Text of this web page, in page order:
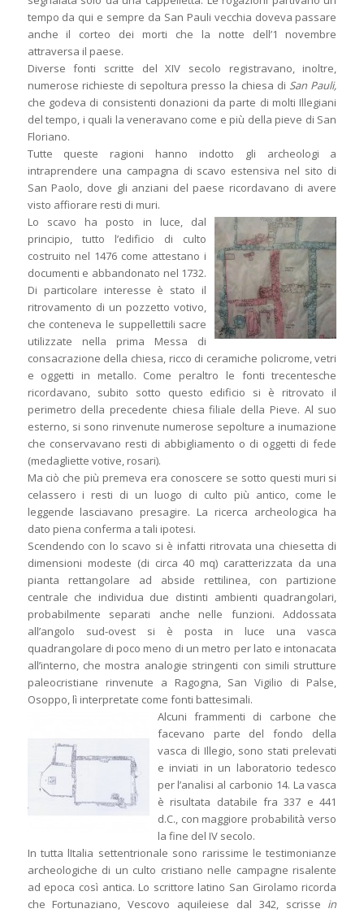
tempo da qui e sempre da San Pauli vecchia doveva passare
anche il corteo dei morti che la notte dell’1 novembre
attraversa il paese.
Diverse fonti scritte del XIV secolo registravano, inoltre,
numerose richieste di sepoltura presso la chiesa di San Pauli,
che godeva di consistenti donazioni da parte di molti Illegiani
del tempo, i quali la veneravano come e più della pieve di San
Floriano.
Tutte queste ragioni hanno indotto gli archeologi a
intraprendere una campagna di scavo estensiva nel sito di
San Paolo, dove gli anziani del paese ricordavano di avere
visto affiorare resti di muri.
Lo scavo ha posto in luce, dal
principio, tutto l’edificio di culto
costruito nel 1476 come attestano i
documenti e abbandonato nel 1732.
Di particolare interesse è stato il
ritrovamento di un pozzetto votivo,
che conteneva le suppellettili sacre
utilizzate nella prima Messa di
consacrazione della chiesa, ricco di ceramiche policrome, vetri
e oggetti in metallo. Come peraltro le fonti trecentesche
ricordavano, subito sotto questo edificio si è ritrovato il
perimetro della precedente chiesa filiale della Pieve. Al suo
esterno, si sono rinvenute numerose sepolture a inumazione
che conservavano resti di abbigliamento o di oggetti di fede
(medagliette votive, rosari).
Ma ciò che più premeva era conoscere se sotto questi muri si
celassero i resti di un luogo di culto più antico, come le
leggende lasciavano presagire. La ricerca archeologica ha
dato piena conferma a tali ipotesi.
Scendendo con lo scavo si è infatti ritrovata una chiesetta di
dimensioni modeste (di circa 40 mq) caratterizzata da una
pianta rettangolare ad abside rettilinea, con partizione
centrale che individua due distinti ambienti quadrangolari,
probabilmente separati anche nelle funzioni. Addossata
all’angolo sud-ovest si è posta in luce una vasca
quadrangolare di poco meno di un metro per lato e intonacata
all’interno, che mostra analogie stringenti con simili strutture
paleocristiane rinvenute a Ragogna, San Vigilio di Palse,
Osoppo, lì interpretate come fonti battesimali.
Alcuni frammenti di carbone che
facevano parte del fondo della
vasca di Illegio, sono stati prelevati
e inviati in un laboratorio tedesco
per l’analisi al carbonio 14. La vasca
è risultata databile fra 337 e 441
d.C., con maggiore probabilità verso
la fine del IV secolo.
In tutta lItalia settentrionale sono rarissime le testimonianze
archeologiche di un culto cristiano nelle campagne risalente
ad epoca così antica. Lo scrittore latino San Girolamo ricorda
che Fortunaziano, Vescovo aquileiese dal 342, scrisse in